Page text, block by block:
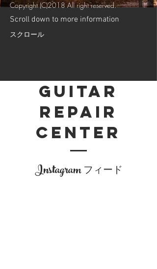
Copyright (C)2018 All right reserved.
Scroll down to more information
​スクロール
Guitar
Repair
Center
Instagramフィード